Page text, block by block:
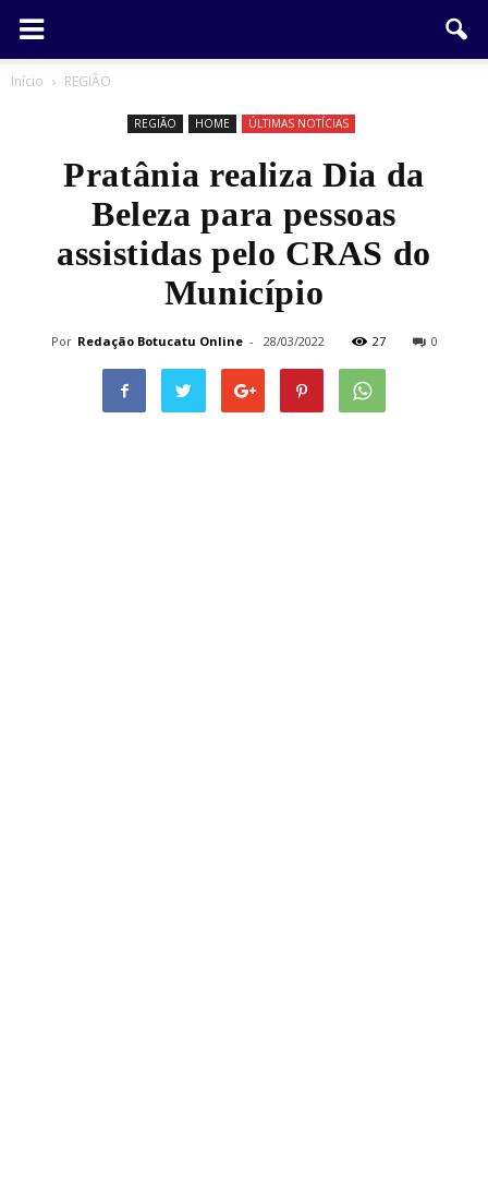
Início REGIÃO
REGIÃO HOME ÚLTIMAS NOTÍCIAS
Pratânia realiza Dia da
Beleza para pessoas
assistidas pelo CRAS do
Município
Por Redação Botucatu Online - 28/03/2022 27 0